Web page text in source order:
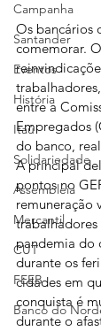
Campanha
Santander
Eventos
História
Itaú
Solidariedade
Assembleia
Mercantil
CUT
FEEB
Banco do
Os bancários
comemorar.
entre a
Empregados
do banco,
A principal
pontos no
remuneração
pandemia do
durante os
cidades em
conquista é
durante o